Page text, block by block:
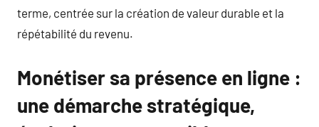
terme, centrée sur la création de valeur durable et la
répétabilité du revenu.
Monétiser sa présence en ligne :
une démarche stratégique,